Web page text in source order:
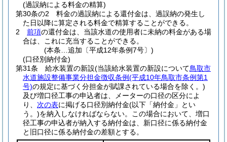
(過誤納による料金の精算)
第30条の2
料金の過誤納による還付金は、過誤納の発生し
た日以降に算定される料金で精算することができる。
2
前項の還付金は、当該水道の使用者に未納の料金がある場
合は、これに充当することができる。
(本条…追加〔平成12年条例7号〕)
(口径別納付金)
第31条
給水装置の新設(当該給水装置の新設について鳥取市
水道施設整備事業分担金徴収条例(平成10年鳥取市条例第1
号)の規定に基づく分担金が賦課されている場合を除く。)
及び増口径工事の申込者は、メーターの口径の区分によ
り、 次の表に掲げる口径別納付金(以下「納付金」とい
う。)を納入しなければならない。
この場合において、増口
径工事の申込者が納入する納付金は、新口径に係る納付金
と旧口径に係る納付金の差額とする。